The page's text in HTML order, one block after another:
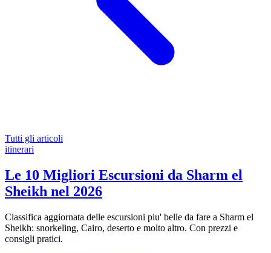
Tutti gli articoli
itinerari
Le 10 Migliori Escursioni da Sharm el
Sheikh nel 2026
Classifica aggiornata delle escursioni piu' belle da fare a Sharm el
Sheikh: snorkeling, Cairo, deserto e molto altro. Con prezzi e
consigli pratici.